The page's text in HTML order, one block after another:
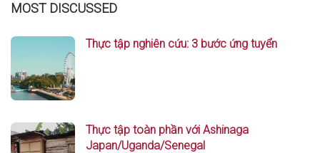
MOST DISCUSSED
Thực tập nghiên cứu: 3 bước ứng tuyển
Thực tập toàn phần với Ashinaga
Japan/Uganda/Senegal